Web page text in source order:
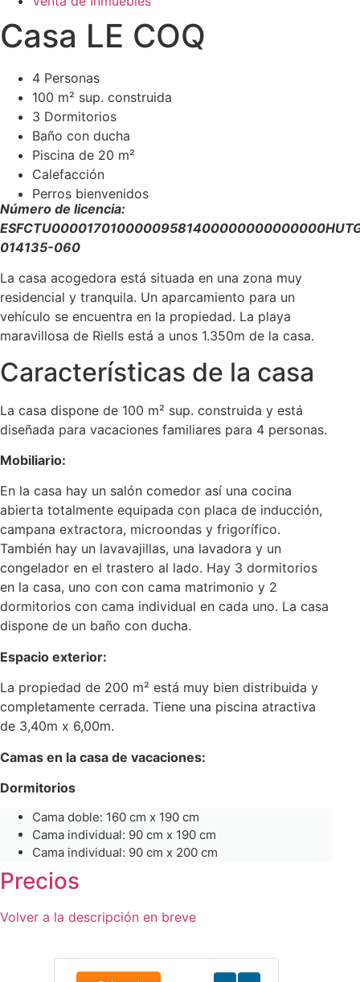
Casa LE COQ
4 Personas
100 m² sup. construida
3 Dormitorios
Baño con ducha
Piscina de 20 m²
Calefacción
Perros bienvenidos
Número de licencia:
014135-060
La casa acogedora está situada en una zona muy
residencial y tranquila. Un aparcamiento para un
vehículo se encuentra en la propiedad. La playa
maravillosa de Riells está a unos 1.350m de la casa.
Características de la casa
La casa dispone de 100 m² sup. construida y está
diseñada para vacaciones familiares para 4 personas.
Mobiliario:
En la casa hay un salón comedor así una cocina
abierta totalmente equipada con placa de inducción,
campana extractora, microondas y frigorífico.
También hay un lavavajillas, una lavadora y un
congelador en el trastero al lado. Hay 3 dormitorios
en la casa, uno con con cama matrimonio y 2
dormitorios con cama individual en cada uno. La casa
dispone de un baño con ducha.
Espacio exterior:
La propiedad de 200 m² está muy bien distribuida y
completamente cerrada. Tiene una piscina atractiva
de 3,40m x 6,00m.
Camas en la casa de vacaciones:
Dormitorios
Cama doble: 160 cm x 190 cm
Cama individual: 90 cm x 190 cm
Cama individual: 90 cm x 200 cm
Precios
Volver a la descripción en breve